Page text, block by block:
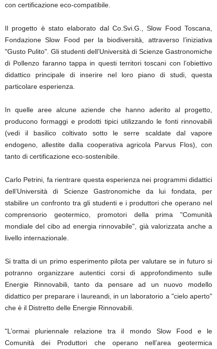
con certificazione eco-compatibile.
Il progetto è stato elaborato dal Co.Svi.G., Slow Food Toscana,
Fondazione Slow Food per la biodiversità, attraverso l’iniziativa
"Gusto Pulito". Gli studenti dell’Università di Scienze Gastronomiche
di Pollenzo faranno tappa in questi territori toscani con l’obiettivo
didattico principale di inserire nel loro piano di studi, questa
particolare esperienza.
In quelle aree alcune aziende che hanno aderito al progetto,
producono formaggi e prodotti tipici utilizzando le fonti rinnovabili
(vedi il basilico coltivato sotto le serre scaldate dal vapore
endogeno, allestite dalla cooperativa agricola Parvus Flos), con
tanto di certificazione eco-sostenibile.
Carlo Petrini, fa rientrare questa esperienza nei programmi didattici
dell’Università di Scienze Gastronomiche da lui fondata, per
stabilire un confronto tra gli studenti e i produttori che operano nel
comprensorio geotermico, promotori della prima "Comunità
mondiale del cibo ad energia rinnovabile", già valorizzata anche a
livello internazionale.
Si tratta di un primo esperimento pilota per valutare se in futuro si
potranno organizzare autentici corsi di approfondimento sulle
Energie Rinnovabili, tanto da pensare ad un nuovo modello
didattico per preparare i laureandi, in un laboratorio a "cielo aperto"
che è il Distretto delle Energie Rinnovabili.
"L’ormai pluriennale relazione tra il mondo Slow Food e le
Comunità dei Produttori che operano nell’area geotermica